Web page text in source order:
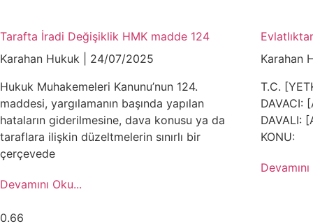
Tarafta İradi Değişiklik HMK madde 124
Karahan Hukuk
24/07/2025
Hukuk Muhakemeleri Kanunu’nun 124.
maddesi, yargılamanın başında yapılan
hataların giderilmesine, dava konusu ya da
taraflara ilişkin düzeltmelerin sınırlı bir
çerçevede
Devamını Oku...
Karahan
T.C.
DAVACI:
DAVALI:
KONU: